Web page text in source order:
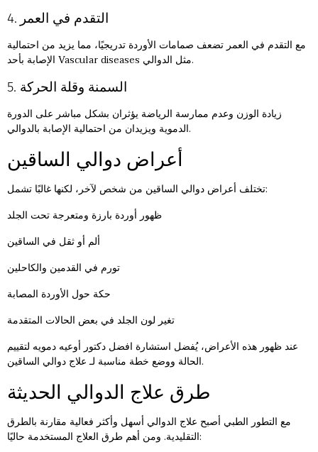
4. التقدم في العمر
مع التقدم في العمر تضعف صمامات الأوردة تدريجيًا، مما يزيد من احتمالية
الإصابة بأحد Vascular diseases مثل الدوالي.
5. السمنة وقلة الحركة
زيادة الوزن وعدم ممارسة الرياضة يؤثران بشكل مباشر على الدورة
الدموية ويزيدان من احتمالية الإصابة بالدوالي.
أعراض دوالي الساقين
تختلف أعراض دوالي الساقين من شخص لآخر، لكنها غالبًا تشمل:
ظهور أوردة بارزة ومتعرجة تحت الجلد
ألم أو ثقل في الساقين
تورم في القدمين والكاحلين
حكة حول الأوردة المصابة
تغير لون الجلد في بعض الحالات المتقدمة
عند ظهور هذه الأعراض، يُفضل استشارة افضل دكتور أوعيه دمويه لتقييم
الحالة ووضع خطة مناسبة لـعلاج دوالي الساقين .
طرق علاج الدوالي الحديثة
مع التطور الطبي أصبح علاج الدوالي أسهل وأكثر فعالية مقارنة بالطرق
التقليدية. ومن أهم طرق العلاج المستخدمة حاليًا: